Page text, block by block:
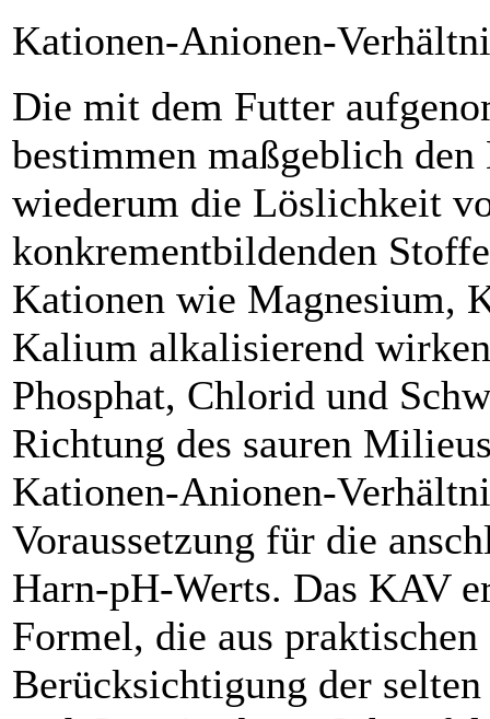
Kationen-Anionen-
Die mit dem Futter
bestimmen maßgeblich
wiederum die Löslichkeit
konkrementbildenden
Kationen wie Magnesium,
Kalium alka­lisierend
Phosphat, Chlorid und
Richtung des sauren
Kationen-Anionen-
Voraussetzung für die
Harn-pH-Werts. Das KAV
Formel, die aus praktischen
Berücksichtigung der